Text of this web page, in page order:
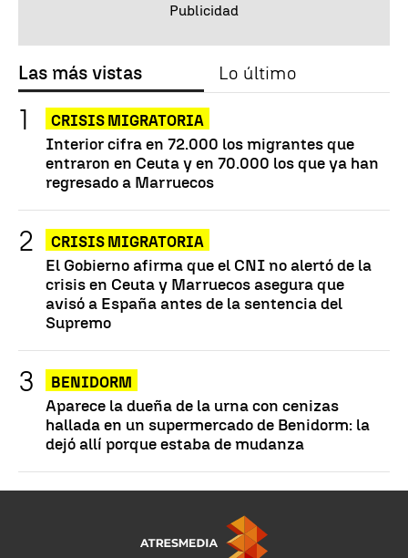
Las más vistas Lo último
CRISIS MIGRATORIA
Interior cifra en 72.000 los migrantes que
entraron en Ceuta y en 70.000 los que ya han
regresado a Marruecos
CRISIS MIGRATORIA
El Gobierno afirma que el CNI no alertó de la
crisis en Ceuta y Marruecos asegura que
avisó a España antes de la sentencia del
Supremo
BENIDORM
Aparece la dueña de la urna con cenizas
hallada en un supermercado de Benidorm: la
dejó allí porque estaba de mudanza